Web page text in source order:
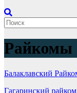
Райкомы
Балаклавский
Гагаринский